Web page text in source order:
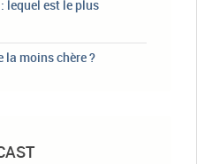
lequel est le plus
la moins chère ?